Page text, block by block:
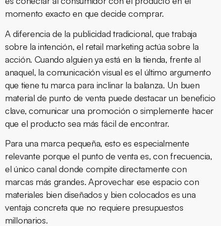
momento exacto en que decide comprar.
A diferencia de la publicidad tradicional, que trabaja
sobre la intención, el retail marketing actúa sobre la
acción. Cuando alguien ya está en la tienda, frente al
anaquel, la comunicación visual es el último argumento
que tiene tu marca para inclinar la balanza. Un buen
material de punto de venta puede destacar un beneficio
clave, comunicar una promoción o simplemente hacer
que el producto sea más fácil de encontrar.
Para una marca pequeña, esto es especialmente
relevante porque el punto de venta es, con frecuencia,
el único canal donde compite directamente con
marcas más grandes. Aprovechar ese espacio con
materiales bien diseñados y bien colocados es una
ventaja concreta que no requiere presupuestos
millonarios.